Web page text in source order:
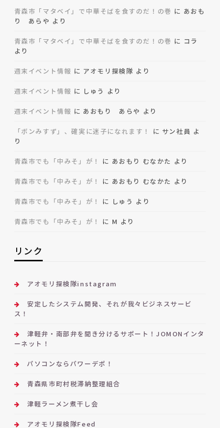
青森市「マタベイ」で中華そばを食すのだ！の巻 に あおも
り あらや より
青森市「マタベイ」で中華そばを食すのだ！の巻 に コラ
より
週末イベント情報 に アオモリ探検隊 より
週末イベント情報 に しゅう より
週末イベント情報 に あおもり あらや より
「ボンみすず」、確実に迷子になれます！ に サン社員 よ
り
青森市でも「中みそ」が！ に あおもり むなかた より
青森市でも「中みそ」が！ に あおもり むなかた より
青森市でも「中みそ」が！ に しゅう より
青森市でも「中みそ」が！ に M より
リンク
アオモリ探検隊instagram
安定したシステム開発、それが我々ビジネスサービ
ス！
津軽弁・南部弁を聞き分けるサポート！JOMONインタ
ーネット！
パソコンならパワーデポ！
青森県市町村税滞納整理組合
津軽ラーメン煮干し会
アオモリ探検隊Feed